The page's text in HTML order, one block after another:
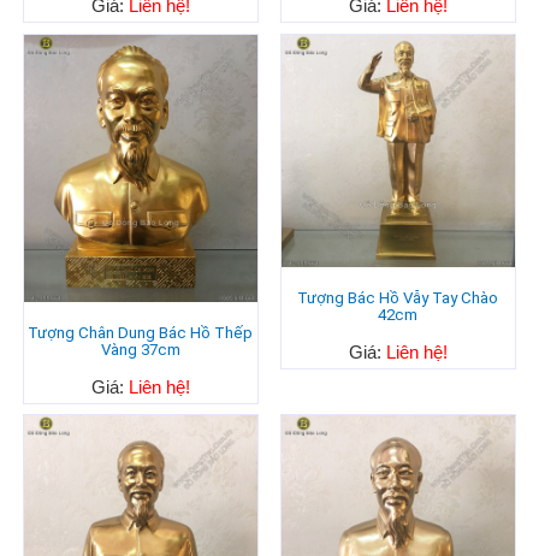
Giá: Liên hệ! Giá: Liên hệ!
Tượng Chân Dung Bác Hồ Thếp
Vàng 37cm
Giá: Liên hệ!
Tượng Bác Hồ Vẫy Tay Chào
42cm
Giá: Liên hệ!